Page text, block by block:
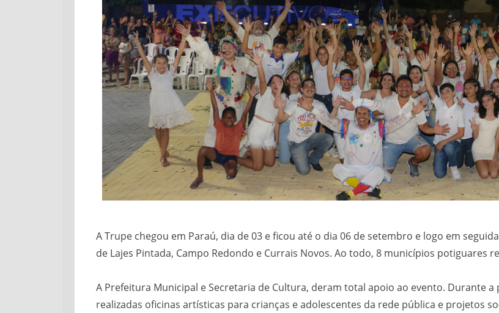
A Trupe chegou em Paraú, dia de 03 e ficou até o dia 06 de setembro e logo em
de Lajes Pintada, Campo Redondo e Currais Novos. Ao todo, 8 municípios potiguares
A Prefeitura Municipal e Secretaria de Cultura, deram total apoio ao evento. Durante
realizadas oficinas artísticas para crianças e adolescentes da rede pública e projetos